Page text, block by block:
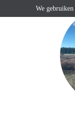
We gebruiken